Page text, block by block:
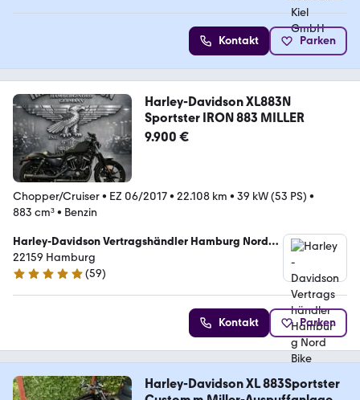
Kontakt Parken
Harley-Davidson XL883N
Sportster IRON 883 MILLER
9.900 €
Chopper/Cruiser• EZ 06/2017• 22.108 km • 39 kW (53 PS) •
883 cm³• Benzin
Harley-Davidson Vertragshändler Hamburg Nord
Bike GmbH
22159 Hamburg
4.9 Sterne
(59)
Kontakt Parken
Harley-Davidson XL 883Sportster